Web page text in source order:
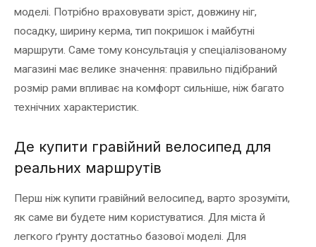
моделі. Потрібно враховувати зріст, довжину ніг,
посадку, ширину керма, тип покришок і майбутні
маршрути. Саме тому консультація у спеціалізованому
магазині має велике значення: правильно підібраний
розмір рами впливає на комфорт сильніше, ніж багато
технічних характеристик.
Де купити гравійний велосипед для
реальних маршрутів
Перш ніж купити гравійний велосипед, варто зрозуміти,
як саме ви будете ним користуватися. Для міста й
легкого ґрунту достатньо базової моделі. Для